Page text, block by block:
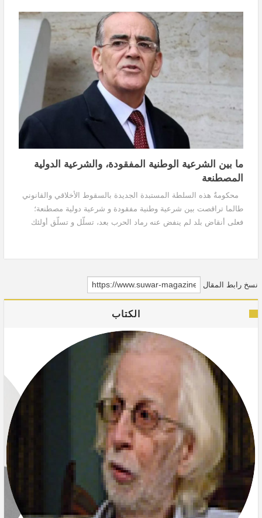
ما بين الشرعية الوطنية المفقودة، والشرعية الدولية
المصطنعة
محكومةٌ هذه السلطة المستبدة الجديدة بالسقوط الأخلاقي والقانوني
طالما تراقصت بين شرعية وطنية مفقودة و شرعية دولية مصطنعة؛
فعلى أنقاض بلد لم ينفض عنه رماد الحرب بعد، تسلّل و تسلّق أولئك
نسخ رابط المقال
الكتاب